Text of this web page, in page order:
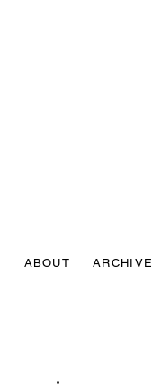
ABOUT ARCHIVE